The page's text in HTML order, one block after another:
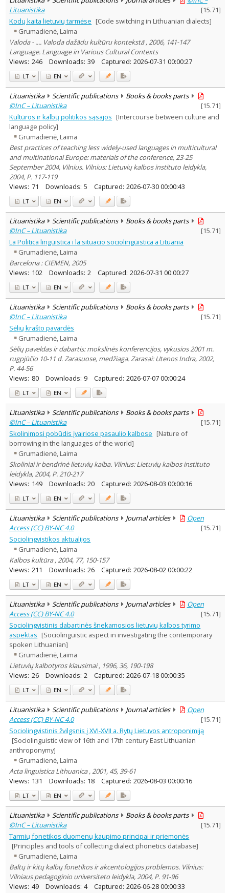
Lituanistika
[15.71]
Kodų kaita lietuvių tarmėse [Code switching in Lithuanian dialects]
Grumadienė, Laima
Valoda - .... Valoda dažādu kultūru kontekstā , 2006, 141-147
Language. Language in Various Cultural Contexts
Views: 246 Downloads: 39 Captured: 2026-07-31 00:00:27
LT EN
Lituanistika Scientific publications
Books & books parts
©InC – Lituanistika
[15.71]
Kultūros ir kalbų politikos sąsajos [Intercourse between culture and
language policy]
Grumadienė, Laima
Best practices of teaching less widely-used languages in multicultural
and multinational Europe: materials of the conference, 23-25
September 2004, Vilnius. Vilnius: Lietuvių kalbos instituto leidykla,
2004, P. 117-119
Views: 71 Downloads: 5 Captured: 2026-07-30 00:00:43
LT EN
Lituanistika Scientific publications
Books & books parts
©InC – Lituanistika
[15.71]
La Politica lingüistica i la situacio sociolingüistica a Lituania
Grumadienė, Laima
Barcelona : CIEMEN, 2005
Views: 102 Downloads: 2 Captured: 2026-07-31 00:00:27
LT EN
Lituanistika Scientific publications
Books & books parts
©InC – Lituanistika
[15.71]
Sėlių krašto pavardės
Grumadienė, Laima
Sėlių paveldas ir dabartis: mokslinės konferencijos, vykusios 2001 m.
rugpjūčio 10-11 d. Zarasuose, medžiaga. Zarasai: Utenos Indra, 2002,
P. 44-56
Views: 80 Downloads: 9 Captured: 2026-07-07 00:00:24
LT EN
Lituanistika Scientific publications
Books & books parts
©InC – Lituanistika
[15.71]
Skolinimosi pobūdis įvairiose pasaulio kalbose [Nature of
borrowing in the languages of the world]
Grumadienė, Laima
Skoliniai ir bendrinė lietuvių kalba. Vilnius: Lietuvių kalbos instituto
leidykla, 2004, P. 210-217
Views: 149 Downloads: 20 Captured: 2026-08-03 00:00:16
LT EN
Lituanistika Scientific publications Journal articles
Open
Access (CC) BY-NC 4.0
[15.71]
Sociolingvistikos aktualijos
Grumadienė, Laima
Kalbos kultūra , 2004, 77, 150-157
Views: 211 Downloads: 26 Captured: 2026-08-02 00:00:22
LT EN
Lituanistika Scientific publications Journal articles
Open
Access (CC) BY-NC 4.0
[15.71]
Sociolingvistinis dabartinės šnekamosios lietuvių kalbos tyrimo
aspektas [Sociolinguistic aspect in investigating the contemporary
spoken Lithuanian]
Grumadienė, Laima
Lietuvių kalbotyros klausimai , 1996, 36, 190-198
Views: 26 Downloads: 2 Captured: 2026-07-18 00:00:35
LT EN
Lituanistika Scientific publications Journal articles
Open
Access (CC) BY-NC 4.0
[15.71]
Sociolingvistinis žvilgsnis į XVI-XVII a. Rytų Lietuvos antroponimiją
[Sociolinguistic view of 16th and 17th century East Lithuanian
anthroponymy]
Grumadienė, Laima
Acta linguistica Lithuanica , 2001, 45, 39-61
Views: 131 Downloads: 18 Captured: 2026-08-03 00:00:16
LT EN
Lituanistika Scientific publications
Books & books parts
©InC – Lituanistika
[15.71]
Tarmių fonetikos duomenų kaupimo principai ir priemonės
[Principles and tools of collecting dialect phonetics database]
Grumadienė, Laima
Baltų ir kitų kalbų fonetikos ir akcentologijos problemos. Vilnius:
Vilniaus pedagoginio universiteto leidykla, 2004, P. 91-96
Views: 49 Downloads: 4 Captured: 2026-06-28 00:00:33